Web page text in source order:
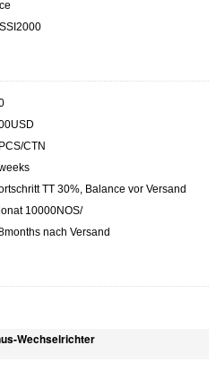
ce
SSI2000
CTN
TT 30%, Balance vor Versand
10000NOS/
nach Versand
Wechselrichter